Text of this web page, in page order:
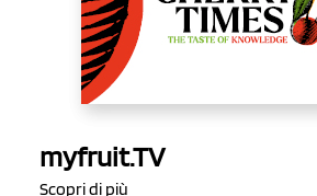
myfruit.TV
Scopri di più